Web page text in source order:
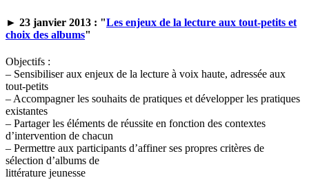
► 23 janvier 2013 : "Les enjeux de la lecture aux tout-petits et
choix des albums"
Objectifs :
– Sensibiliser aux enjeux de la lecture à voix haute, adressée aux
tout-petits
– Accompagner les souhaits de pratiques et développer les pratiques
existantes
– Partager les éléments de réussite en fonction des contextes
d’intervention de chacun
– Permettre aux participants d’affiner ses propres critères de
sélection d’albums de
littérature jeunesse